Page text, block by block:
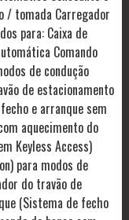
/ tomada Carregador
para: Caixa de
Comando
de condução
de estacionamento
e arranque sem
aquecimento do
Keyless Access)
para modos de
do travão de
(Sistema de fecho